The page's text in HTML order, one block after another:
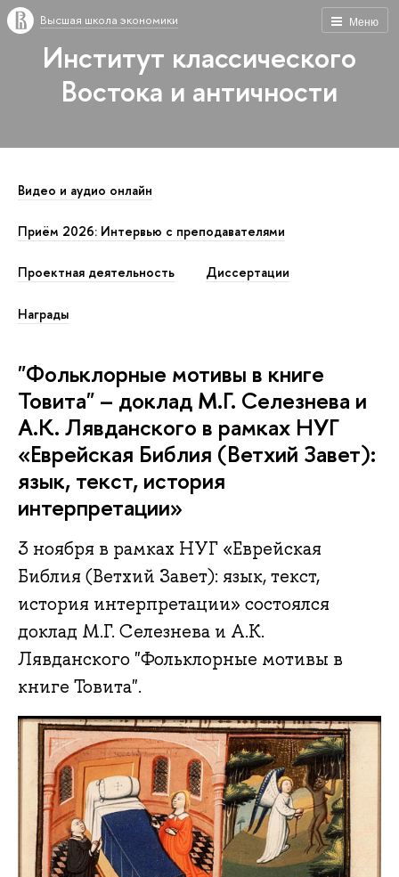
Меню
Высшая школа экономики
Институт классического
Востока и античности
Видео и аудио онлайн
Приём 2026: Интервью с преподавателями
Проектная деятельность Диссертации
Награды
"Фольклорные мотивы в книге
Товита" – доклад М.Г. Селезнева и
А.К. Лявданского в рамках НУГ
«Еврейская Библия (Ветхий Завет):
язык, текст, история
интерпретации»
3 ноября в рамках НУГ «Еврейская
Библия (Ветхий Завет): язык, текст,
история интерпретации» состоялся
доклад М.Г. Селезнева и А.К.
Лявданского "Фольклорные мотивы в
книге Товита".